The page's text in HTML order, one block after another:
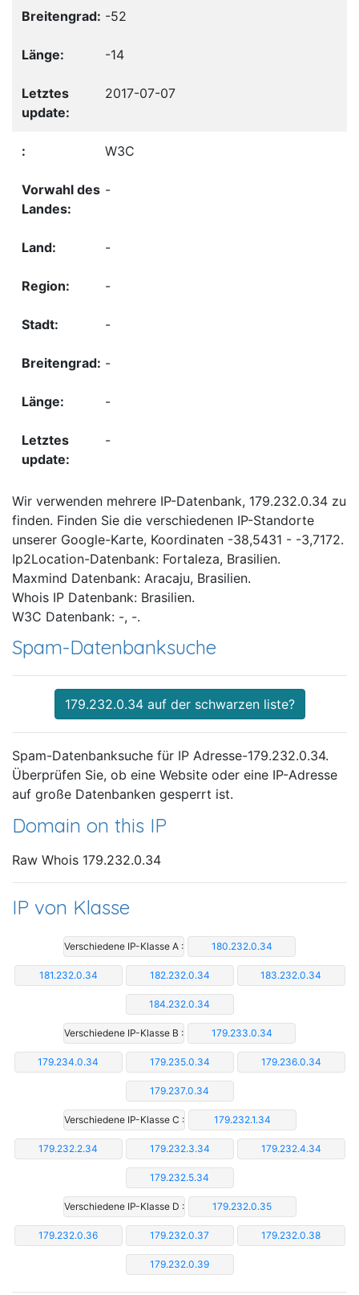
-52
-14
2017-07-07
W3C
-
-
-
-
-
-
-
Wir verwenden mehrere IP-Datenbank, 179.232.0.34 zu
finden. Finden Sie die verschiedenen IP-Standorte
unserer Google-Karte, Koordinaten -38,5431 - -3,7172.
Ip2Location-Datenbank: Fortaleza, Brasilien.
Maxmind Datenbank: Aracaju, Brasilien.
Whois IP Datenbank: Brasilien.
W3C Datenbank: -, -.
Spam-Datenbanksuche
179.232.0.34 auf der schwarzen liste?
Spam-Datenbanksuche für IP Adresse-179.232.0.34.
Überprüfen Sie, ob eine Website oder eine IP-Adresse
auf große Datenbanken gesperrt ist.
Domain on this IP
Raw Whois 179.232.0.34
IP von Klasse
Verschiedene IP-Klasse A : 180.232.0.34
181.232.0.34 182.232.0.34 183.232.0.34
184.232.0.34
Verschiedene IP-Klasse B : 179.233.0.34
179.234.0.34 179.235.0.34 179.236.0.34
179.237.0.34
Verschiedene IP-Klasse C : 179.232.1.34
179.232.2.34 179.232.3.34 179.232.4.34
179.232.5.34
Verschiedene IP-Klasse D : 179.232.0.35
179.232.0.36 179.232.0.37 179.232.0.38
179.232.0.39